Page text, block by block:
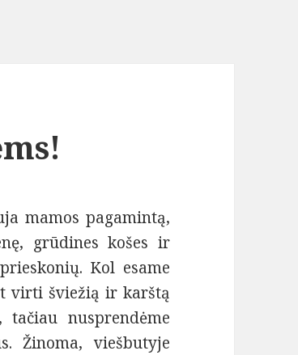
mamos pagamintą,
grūdines košes ir
Kol esame
virti šviežią ir karštą
nusprendėme
Žinoma, viešbutyje